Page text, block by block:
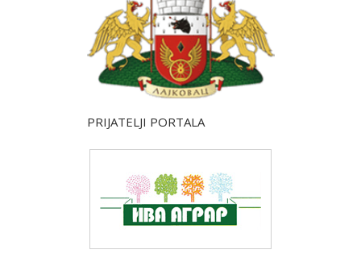
PRIJATELJI PORTALA